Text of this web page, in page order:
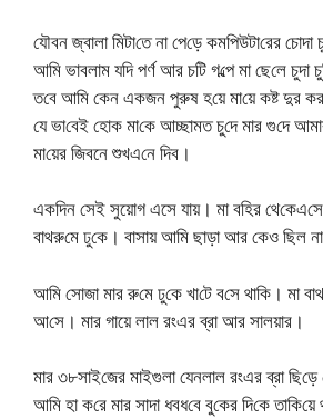
যৌবন জ্বালা মিটা‌তে না পে‌ড়ে কম‌পিউটা‌রের
আ‌মি ভাবলাম য‌দি পর্ণ আর চ‌টি গ‌ল্পে মা ছে‌লে চুদা
ত‌বে আ‌মি কেন একজন পুরুষ হ‌য়ে মা‌য়ে কষ্ট দুর
যে ভা‌বেই হোক মা‌কে আচ্ছামত চু‌দে মার গু‌দে
মা‌য়ের জিবনে শুখএ‌নে দিব।
এক‌দিন সেই সুয়োগ এসে যায়। মা ব‌হির
বাথরু‌মে ঢু‌কে। বাসায় আ‌মি ছাড়া আর কেও ছিল
আ‌মি সোজা মার রু‌মে ঢু‌কে খা‌টে ব‌সে থা‌কি। মা
আ‌সে। মার গায়ে লাল রংএর ব্রা আর সালয়ার।
মার ৩৮সাই‌জের মাইগুলা যেনলাল রংএর ব্রা
আ‌মি হা ক‌রে মার সাদা ধবধ‌বে বু‌কের দি‌কে তা‌কি‌য়ে